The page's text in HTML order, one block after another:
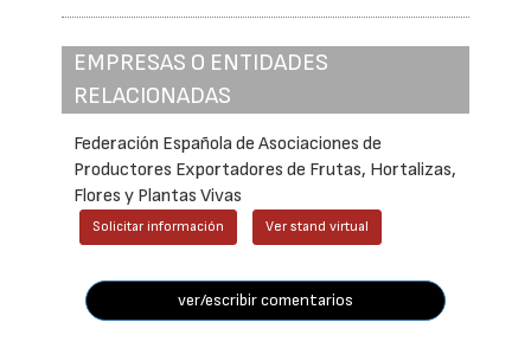
EMPRESAS O ENTIDADES
RELACIONADAS
Federación Española de Asociaciones de
Productores Exportadores de Frutas, Hortalizas,
Flores y Plantas Vivas
Solicitar información Ver stand virtual
ver/escribir comentarios